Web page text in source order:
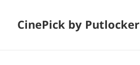
CinePick by Putlocker